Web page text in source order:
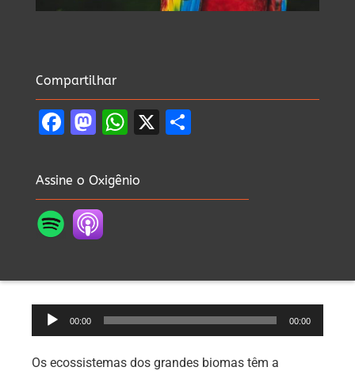
Compartilhar
Facebook
Mastodon
WhatsApp
X Share
Assine o Oxigênio
Tocador
de
áudio
00:00 00:00
Os ecossistemas dos grandes biomas têm a